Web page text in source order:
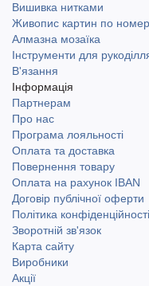
Вишивка нитками
Живопис картин по
Алмазна мозаїка
Інструменти для
В'язання
Інформація
Партнерам
Про нас
Програма лояльності
Оплата та доставка
Повернення товару
Оплата на рахунок IBAN
Договір публічної оферти
Політика конфіденційності
Зворотній зв'язок
Карта сайту
Виробники
Акції